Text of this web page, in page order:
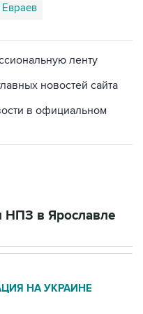
ленту
новостей сайта
в официальном
в Ярославле
НА УКРАИНЕ